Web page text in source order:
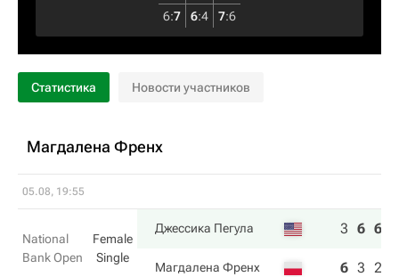
6:7 6:4 7:6
Статистика Новости участников
Магдалена Френх
05.08, 19:55
National
Bank Open
Female
Single
Джессика Пегула 3 6 6
Магдалена Френх 6 3 2